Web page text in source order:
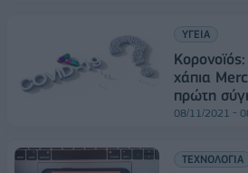
ΥΓΕΙΑ
χάπια
πρώτη
08/11/2021 -
ΤΕΧΝΟΛΟΓΙΑ